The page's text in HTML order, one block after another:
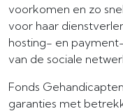
voorkomen en zo
voor haar
hosting- en
van de sociale
Fonds
garanties met